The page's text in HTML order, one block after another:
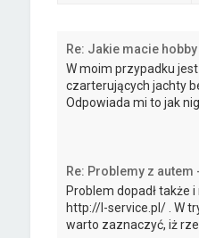
Re: Jakie macie
W moim przypadku
czarterujących jachty
Odpowiada mi to jak
Re: Problemy z
Problem dopadł także
http://l-service.pl/ . W
warto zaznaczyć, iż